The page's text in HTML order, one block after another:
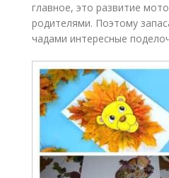
главное, это развитие
родителями. Поэтому
чадами интересные